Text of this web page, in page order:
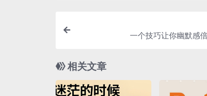
一个技巧让你幽默感
相关文章